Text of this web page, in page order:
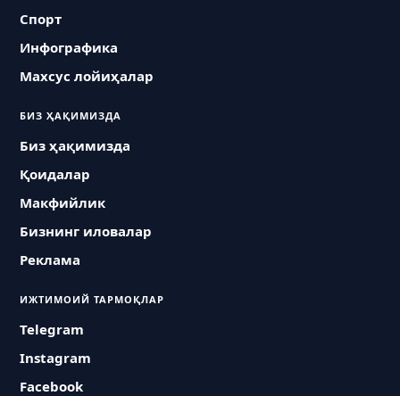
Спорт
Инфографика
Махсус лойиҳалар
БИЗ ҲАҚИМИЗДА
Биз ҳақимизда
Қоидалар
Макфийлик
Бизнинг иловалар
Реклама
ИЖТИМОИЙ ТАРМОҚЛАР
Telegram
Instagram
Facebook